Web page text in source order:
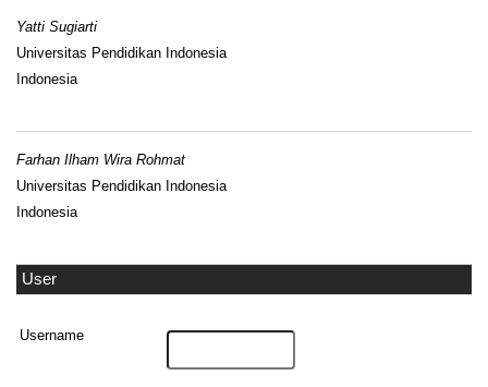
Yatti Sugiarti
Universitas Pendidikan Indonesia
Indonesia
Farhan Ilham Wira Rohmat
Universitas Pendidikan Indonesia
Indonesia
User
Username